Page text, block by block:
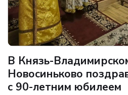
В Князь-
Новосиньково
с 90-летним юбилеем